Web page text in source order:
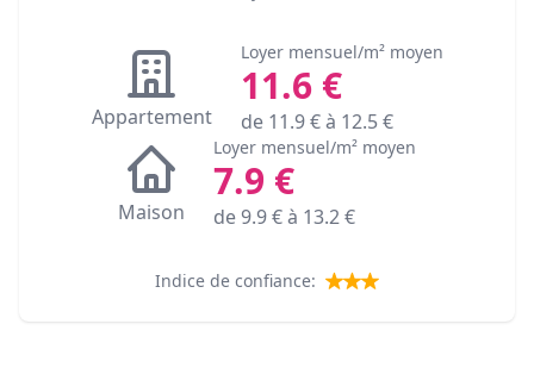
Appartement
Loyer mensuel/m² moyen
11.6€
de 11.9€ à 12.5€
Maison
Loyer mensuel/m² moyen
7.9 €
de9.9€ à 13.2€
Indice de confiance: